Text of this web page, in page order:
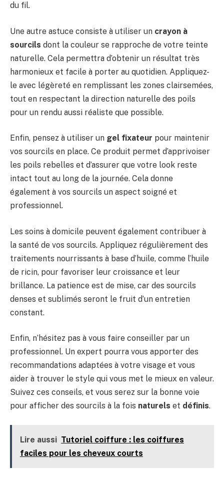
du fil.
Une autre astuce consiste à utiliser un crayon à
sourcils dont la couleur se rapproche de votre teinte
naturelle. Cela permettra d’obtenir un résultat très
harmonieux et facile à porter au quotidien. Appliquez-
le avec légèreté en remplissant les zones clairsemées,
tout en respectant la direction naturelle des poils
pour un rendu aussi réaliste que possible.
Enfin, pensez à utiliser un gel fixateur pour maintenir
vos sourcils en place. Ce produit permet d’apprivoiser
les poils rebelles et d’assurer que votre look reste
intact tout au long de la journée. Cela donne
également à vos sourcils un aspect soigné et
professionnel.
Les soins à domicile peuvent également contribuer à
la santé de vos sourcils. Appliquez régulièrement des
traitements nourrissants à base d’huile, comme l’huile
de ricin, pour favoriser leur croissance et leur
brillance. La patience est de mise, car des sourcils
denses et sublimés seront le fruit d’un entretien
constant.
Enfin, n’hésitez pas à vous faire conseiller par un
professionnel. Un expert pourra vous apporter des
recommandations adaptées à votre visage et vous
aider à trouver le style qui vous met le mieux en valeur.
Suivez ces conseils, et vous serez sur la bonne voie
pour afficher des sourcils à la fois naturels et définis.
Lire aussi Tutoriel coiffure : les coiffures
faciles pour les cheveux courts